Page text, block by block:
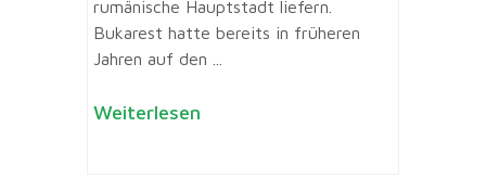
rumänische Hauptstadt liefern.
Bukarest hatte bereits in früheren
Jahren auf den ...
Weiterlesen